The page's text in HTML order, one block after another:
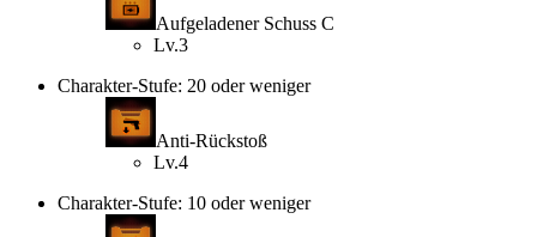
Aufgeladener Schuss C
Lv.3
Charakter-Stufe: 20 oder weniger
Anti-Rückstoß
Lv.4
Charakter-Stufe: 10 oder weniger